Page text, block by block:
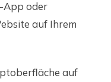
App oder
auf Ihrem
auf